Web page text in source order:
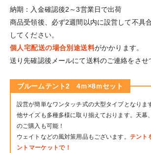
納期：入金確認後2～3営業日で出荷
商品受領後、必ず2週間以内に設営して不具
してください。
個人宅配送の場合別途送料がかかります。
送り先確認後メールにて送料のご連絡をさせ
ブルームテント2 4ｍ×8ｍセット
設営が簡単なワンタッチ式の大型タイプとなりま
他サイズも多種多様に取り揃えております。天幕
のご購入も可能！
ウェイトなどの風対策用品もございます。 テント
ントマーケットで！